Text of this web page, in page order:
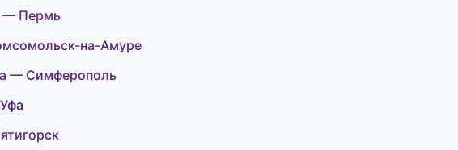
— Пермь
на-Амуре
— Симферополь